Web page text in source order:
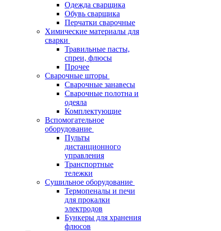
Одежда сварщика
Обувь сварщика
Перчатки сварочные
Химические материалы для
сварки
Травильные пасты,
спреи, флюсы
Прочее
Сварочные шторы
Сварочные занавесы
Сварочные полотна и
одеяла
Комплектующие
Вспомогательное
оборудование
Пульты
дистанционного
управления
Транспортные
тележки
Сушильное оборудование
Термопеналы и печи
для прокалки
электродов
Бункеры для хранения
флюсов